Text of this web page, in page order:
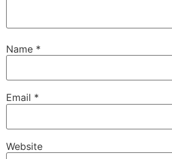
Name *
Email *
Website